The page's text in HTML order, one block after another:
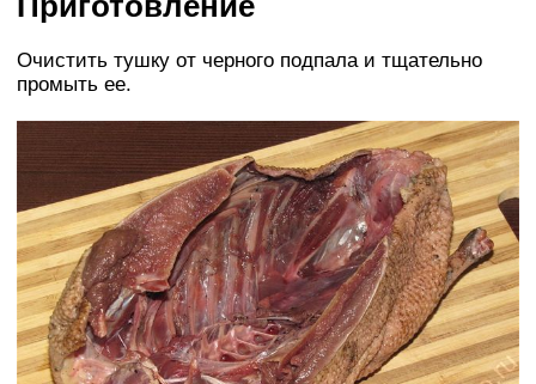
Очистить тушку от черного подпала и тщательно
промыть ее.